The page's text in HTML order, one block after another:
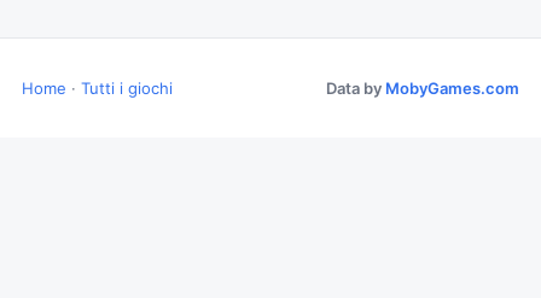
Home · Tutti i giochi Data by MobyGames.com